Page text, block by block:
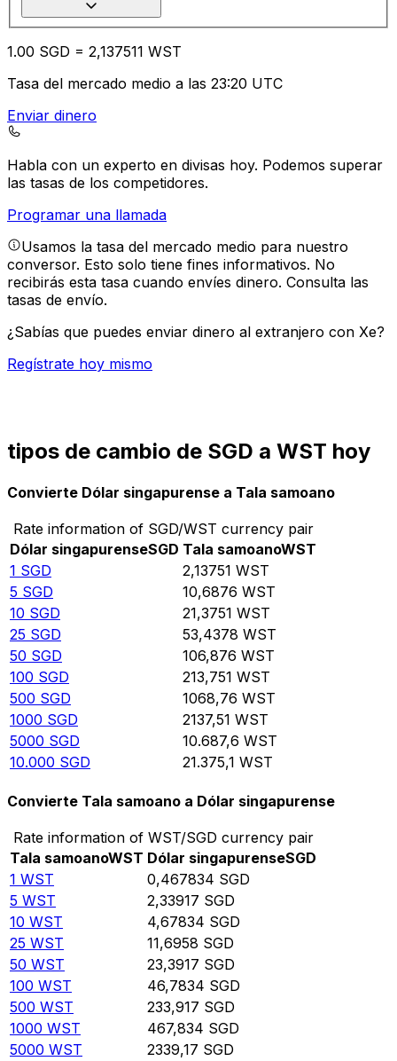
1.00 SGD = 2,137511 WST
Tasa del mercado medio a las 23:20 UTC
Enviar dinero
Habla con un experto en divisas hoy. Podemos superar
las tasas de los competidores.
Programar una llamada
Usamos la tasa del mercado medio para nuestro
conversor. Esto solo tiene fines informativos. No
recibirás esta tasa cuando envíes dinero. Consulta las
tasas de envío.
¿Sabías que puedes enviar dinero al extranjero con Xe?
Regístrate hoy mismo
tipos de cambio de SGD a WST hoy
Convierte Dólar singapurense a Tala samoano
Rate information of SGD/WST currency pair
Dólar singapurenseSGD Tala samoanoWST
1 SGD 2,13751 WST
5 SGD 10,6876 WST
10 SGD 21,3751 WST
25 SGD 53,4378 WST
50 SGD 106,876 WST
100 SGD 213,751 WST
500 SGD 1068,76 WST
1000 SGD 2137,51 WST
5000 SGD 10.687,6 WST
10.000 SGD 21.375,1 WST
Convierte Tala samoano a Dólar singapurense
Rate information of WST/SGD currency pair
Tala samoanoWST Dólar singapurenseSGD
1 WST 0,467834 SGD
5 WST 2,33917 SGD
10 WST 4,67834 SGD
25 WST 11,6958 SGD
50 WST 23,3917 SGD
100 WST 46,7834 SGD
500 WST 233,917 SGD
1000 WST 467,834 SGD
5000 WST 2339,17 SGD